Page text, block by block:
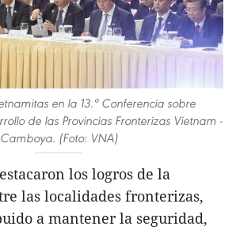
en la 13.ª Conferencia sobre
de las Provincias Fronterizas Vietnam -
Camboya. (Foto: VNA)
los logros de la
las localidades fronterizas,
a mantener la seguridad,